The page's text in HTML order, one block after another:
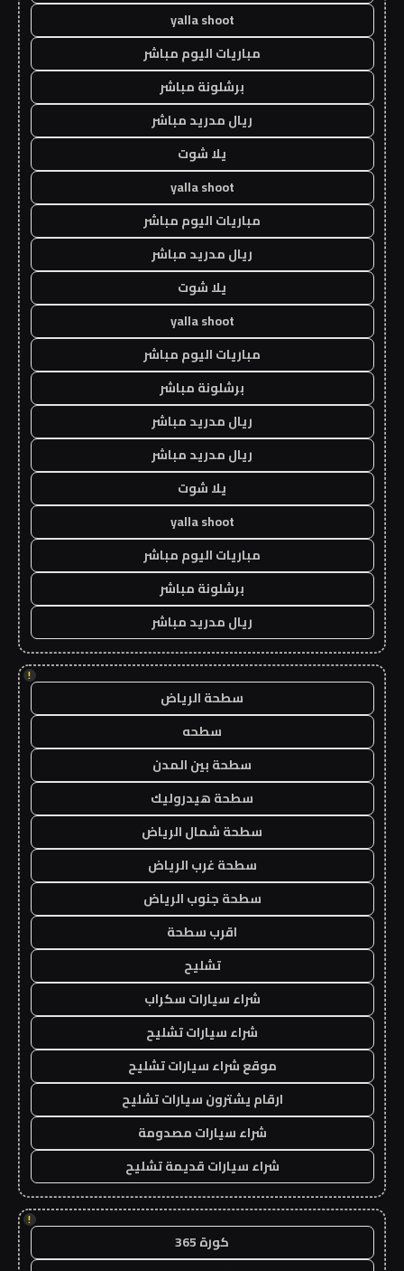
yalla shoot
مباريات اليوم مباشر
برشلونة مباشر
ريال مدريد مباشر
يلا شوت
yalla shoot
مباريات اليوم مباشر
ريال مدريد مباشر
يلا شوت
yalla shoot
مباريات اليوم مباشر
برشلونة مباشر
ريال مدريد مباشر
ريال مدريد مباشر
يلا شوت
yalla shoot
مباريات اليوم مباشر
برشلونة مباشر
ريال مدريد مباشر
!
سطحة الرياض
سطحه
سطحة بين المدن
سطحة هيدروليك
سطحة شمال الرياض
سطحة غرب الرياض
سطحة جنوب الرياض
اقرب سطحة
تشليح
شراء سيارات سكراب
شراء سيارات تشليح
موقع شراء سيارات تشليح
ارقام يشترون سيارات تشليح
شراء سيارات مصدومة
شراء سيارات قديمة تشليح
!
كورة 365